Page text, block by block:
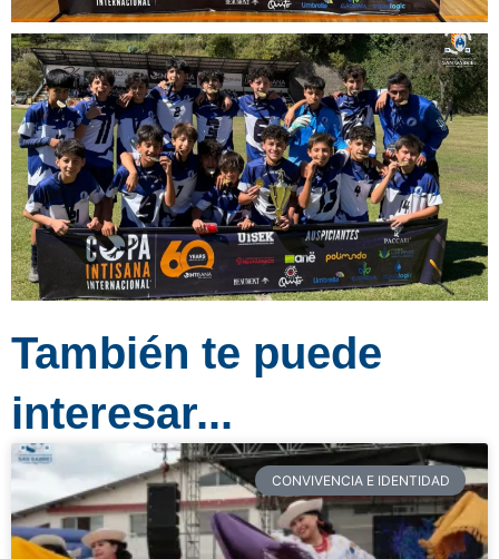
También te puede
interesar...
CONVIVENCIA E IDENTIDAD